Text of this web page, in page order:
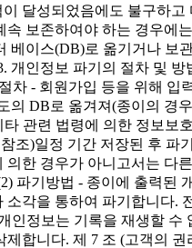
달성되었음에도 불구하고
속 보존하여야 하는 경우에
베이스(DB)로 옮기거나 보
개인정보 파기의 절차 및 방
차 - 회원가입 등을 위해 입
의 DB로 옮겨져(종이의 경
타 관련 법령에 의한 정보보
조)일정 기간 저장된 후 파
한 경우가 아니고서는 다른
파기방법 - 종이에 출력된
소각을 통하여 파기합니다.
인정보는 기록을 재생할 수
제합니다. 제 7 조 (고객의 권